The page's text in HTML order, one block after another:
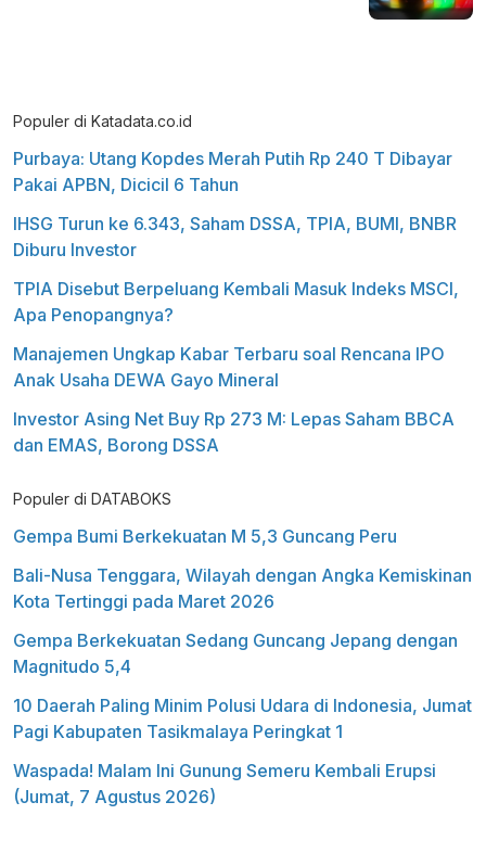
Populer di Katadata.co.id
Purbaya: Utang Kopdes Merah Putih Rp 240 T Dibayar
Pakai APBN, Dicicil 6 Tahun
IHSG Turun ke 6.343, Saham DSSA, TPIA, BUMI, BNBR
Diburu Investor
TPIA Disebut Berpeluang Kembali Masuk Indeks MSCI,
Apa Penopangnya?
Manajemen Ungkap Kabar Terbaru soal Rencana IPO
Anak Usaha DEWA Gayo Mineral
Investor Asing Net Buy Rp 273 M: Lepas Saham BBCA
dan EMAS, Borong DSSA
Populer di DATABOKS
Gempa Bumi Berkekuatan M 5,3 Guncang Peru
Bali-Nusa Tenggara, Wilayah dengan Angka Kemiskinan
Kota Tertinggi pada Maret 2026
Gempa Berkekuatan Sedang Guncang Jepang dengan
Magnitudo 5,4
10 Daerah Paling Minim Polusi Udara di Indonesia, Jumat
Pagi Kabupaten Tasikmalaya Peringkat 1
Waspada! Malam Ini Gunung Semeru Kembali Erupsi
(Jumat, 7 Agustus 2026)